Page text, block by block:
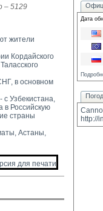
– 5129
жители
Кордайского
в основном
с Узбекистана,
в Российскую
страны
Астаны,
для печати
Дата
http://